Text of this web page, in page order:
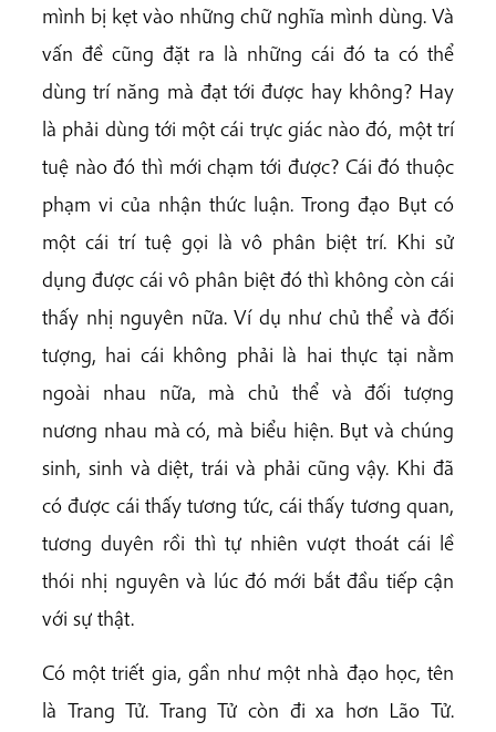
mình bị kẹt vào những chữ nghĩa mình dùng. Và
vấn đề cũng đặt ra là những cái đó ta có thể
dùng trí năng mà đạt tới được hay không? Hay
là phải dùng tới một cái trực giác nào đó, một trí
tuệ nào đó thì mới chạm tới được? Cái đó thuộc
phạm vi của nhận thức luận. Trong đạo Bụt có
một cái trí tuệ gọi là vô phân biệt trí. Khi sử
dụng được cái vô phân biệt đó thì không còn cái
thấy nhị nguyên nữa. Ví dụ như chủ thể và đối
tượng, hai cái không phải là hai thực tại nằm
ngoài nhau nữa, mà chủ thể và đối tượng
nương nhau mà có, mà biểu hiện. Bụt và chúng
sinh, sinh và diệt, trái và phải cũng vậy. Khi đã
có được cái thấy tương tức, cái thấy tương quan,
tương duyên rồi thì tự nhiên vượt thoát cái lề
thói nhị nguyên và lúc đó mới bắt đầu tiếp cận
với sự thật.
Có một triết gia, gần như một nhà đạo học, tên
là Trang Tử. Trang Tử còn đi xa hơn Lão Tử.